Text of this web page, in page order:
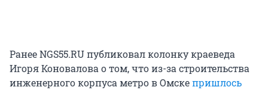
Ранее NGS55.RU публиковал колонку краеведа
Игоря Коновалова о том, что из-за строительства
инженерного корпуса метро в Омскепришлось